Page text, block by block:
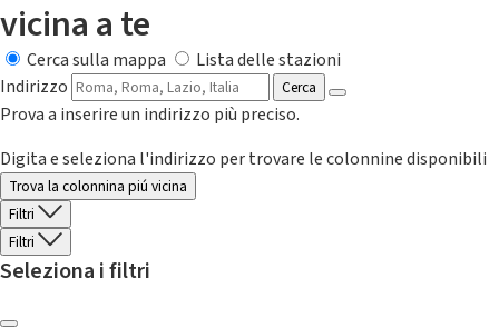
vicina a te
Cerca sulla mappa
Lista delle stazioni
Indirizzo
Cerca
Prova a inserire un indirizzo più preciso.
Digita e seleziona l'indirizzo per trovare le colonnine disponibili
Trova la colonnina piú vicina
Filtri
Filtri
Seleziona i filtri